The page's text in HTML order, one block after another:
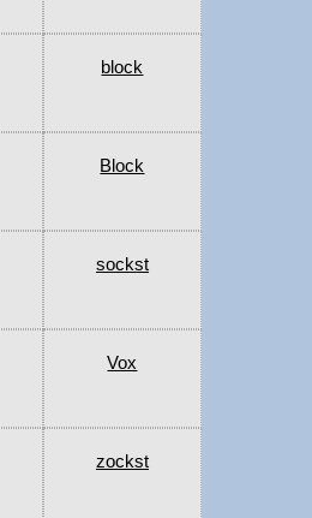
block
Block
sockst
Vox
zockst